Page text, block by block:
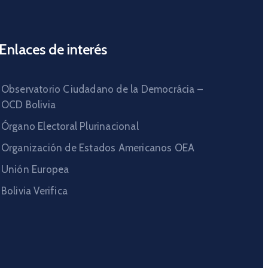
Enlaces de interés
Observatorio Ciudadano de la Democrácia –
OCD Bolivia
Órgano Electoral Plurinacional
Organización de Estados Americanos OEA
Unión Europea
Bolivia Verifica